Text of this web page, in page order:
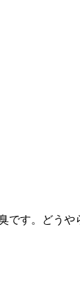
です。どうや